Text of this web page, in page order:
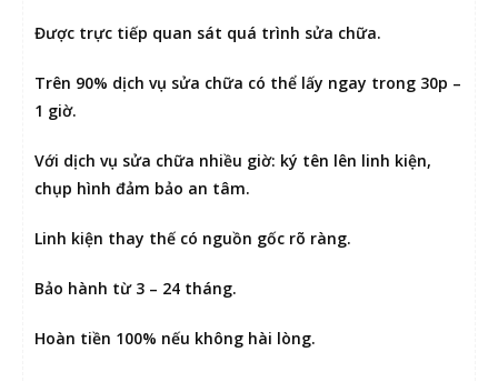
Được trực tiếp quan sát quá trình sửa chữa.
Trên 90% dịch vụ sửa chữa có thể lấy ngay trong 30p –
1 giờ.
Với dịch vụ sửa chữa nhiều giờ: ký tên lên linh kiện,
chụp hình đảm bảo an tâm.
Linh kiện thay thế có nguồn gốc rõ ràng.
Bảo hành từ 3 – 24 tháng.
Hoàn tiền 100% nếu không hài lòng.